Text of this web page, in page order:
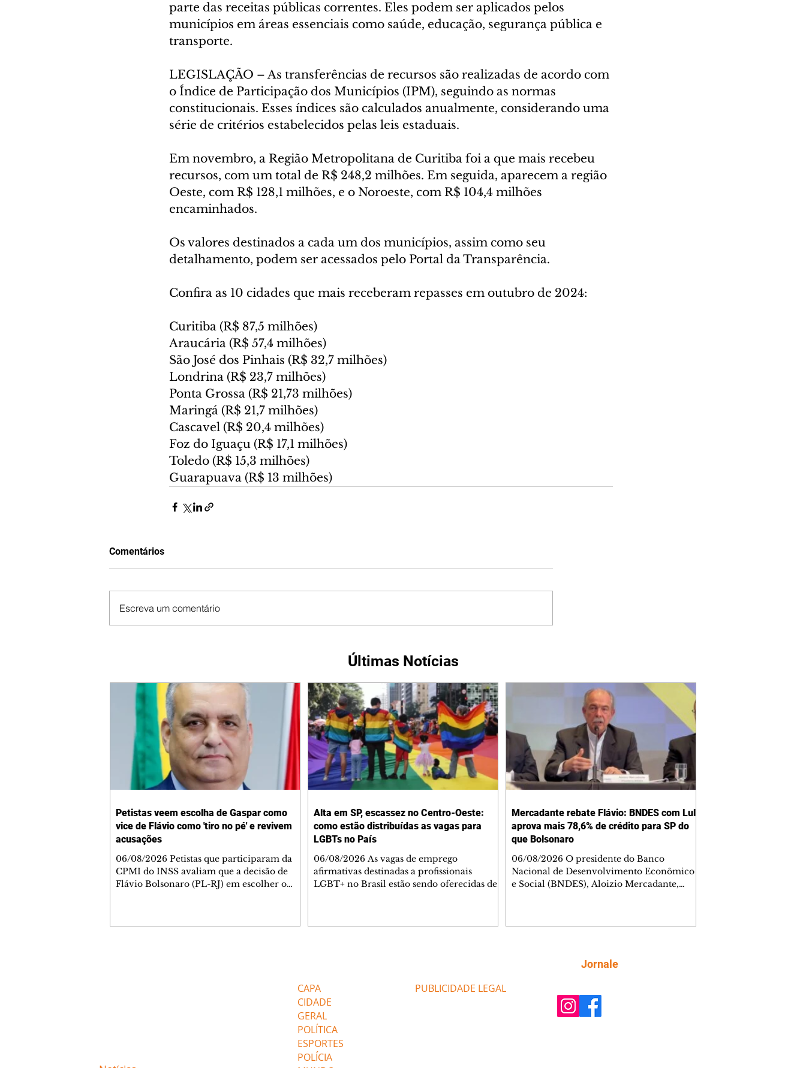
parte das receitas públicas correntes. Eles podem ser aplicados pelos
municípios em áreas essenciais como saúde, educação, segurança pública e
transporte.
LEGISLAÇÃO – As transferências de recursos são realizadas de acordo com
o Índice de Participação dos Municípios (IPM), seguindo as normas
constitucionais. Esses índices são calculados anualmente, considerando uma
série de critérios estabelecidos pelas leis estaduais.
Em novembro, a Região Metropolitana de Curitiba foi a que mais recebeu
recursos, com um total de R$ 248,2 milhões. Em seguida, aparecem a região
Oeste, com R$ 128,1 milhões, e o Noroeste, com R$ 104,4 milhões
encaminhados.
Os valores destinados a cada um dos municípios, assim como seu
detalhamento, podem ser acessados pelo Portal da Transparência.
Confira as 10 cidades que mais receberam repasses em outubro de 2024:
Curitiba (R$ 87,5 milhões)
Araucária (R$ 57,4 milhões)
São José dos Pinhais (R$ 32,7 milhões)
Londrina (R$ 23,7 milhões)
Ponta Grossa (R$ 21,73 milhões)
Maringá (R$ 21,7 milhões)
Cascavel (R$ 20,4 milhões)
Foz do Iguaçu (R$ 17,1 milhões)
Toledo (R$ 15,3 milhões)
Guarapuava (R$ 13 milhões)
Comentários
Escreva um comentário
Últimas Notícias
Petistas veem escolha de Gaspar como
vice de Flávio como 'tiro no pé' e revivem
acusações
06/08/2026 Petistas que participaram da
CPMI do INSS avaliam que a decisão de
Flávio Bolsonaro (PL-RJ) em escolher o
Alta em SP, escassez no Centro-Oeste:
como estão distribuídas as vagas para
LGBTs no País
06/08/2026 As vagas de emprego
afirmativas destinadas a profissionais
LGBT+ no Brasil estão sendo oferecidas de
relatório "O placar da Diversidade no
trabalho", lançado pela plataforma de
recrutam
Mercadante rebate Flávio: BNDES com Lula
aprova mais 78,6% de crédito para SP do
que Bolsonaro
06/08/2026 O presidente do Banco
Nacional de Desenvolvimento Econômico
e Social (BNDES), Aloizio Mercadante,
gestão, o banco aprovou R$ 163 bilhões em
do governo anterior, de Jair Bolsonaro. "O
CAPA
CIDADE
GERAL
POLÍTICA
ESPORTES
POLÍCIA
PUBLICIDADE LEGAL
Jornale